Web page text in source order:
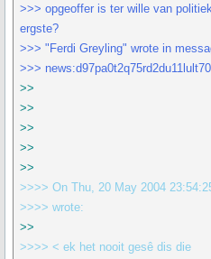
>>> opgeoffer is ter wille van
ergste?
>>> "Ferdi Greyling" wrote in
>>>
>>
>>
>>
>>
>>
>>>> On Thu, 20 May 2004
>>>> wrote:
>>
>>>> < ek het nooit gesê dis die